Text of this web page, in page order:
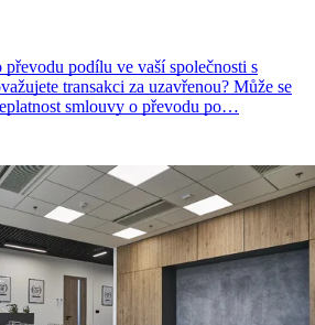
převodu podílu ve vaší společnosti s
transakci za uzavřenou? Může se
smlouvy o převodu po…